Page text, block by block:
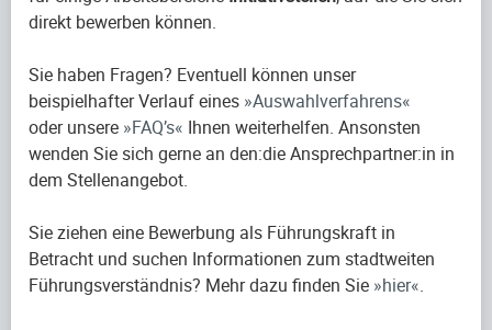
direkt bewerben können.
Sie haben Fragen? Eventuell können unser
beispielhafter Verlauf eines Auswahlverfahrens
oder unsere FAQ’s Ihnen weiterhelfen. Ansonsten
wenden Sie sich gerne an den:die Ansprechpartner:in in
dem Stellenangebot.
Sie ziehen eine Bewerbung als Führungskraft in
Betracht und suchen Informationen zum stadtweiten
Führungsverständnis? Mehr dazu finden Sie hier .